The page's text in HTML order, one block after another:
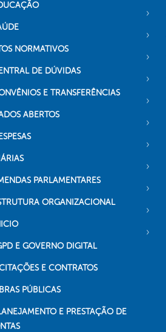
NORMATIVOS
DE DÚVIDAS
E TRANSFERÊNCIAS
ABERTOS
PARLAMENTARES
ORGANIZACIONAL
E GOVERNO DIGITAL
E CONTRATOS
PÚBLICAS
E PRESTAÇÃO DE